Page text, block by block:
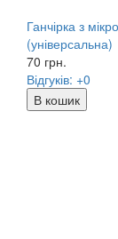
Ганчірка з
(універсальна)
70 грн.
Відгуків: +0
В кошик